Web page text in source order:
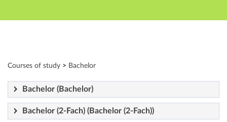
Hauptnavigation
Fußzeile
Modulverzeichnis - Studiengänge
Courses of study > Bachelor
Bachelor (Bachelor)
Bachelor (2-Fach) (Bachelor (2-Fach))